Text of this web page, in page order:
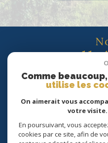
© 2026 | Tous
powered
Nos
Comme
utilise les
On aimerait vous
votre visite.
En poursuivant, vous
cookies par ce site, afin de